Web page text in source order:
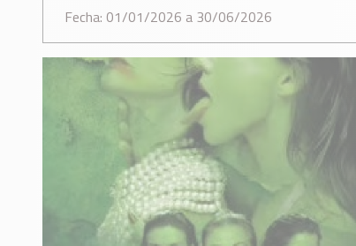
Fecha: 01/01/2026 a 30/06/2026